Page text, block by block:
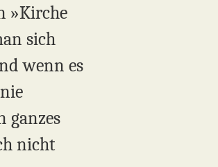
»Kirche
sich
wenn es
ganzes
nicht